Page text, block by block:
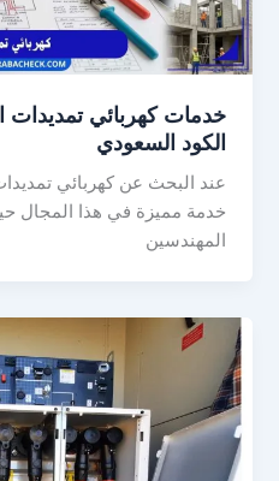
خدمات كهربائي تمديدات
الكود السعودي
عند البحث عن كهربائي
خدمة مميزة في هذا المجال
المهندسين